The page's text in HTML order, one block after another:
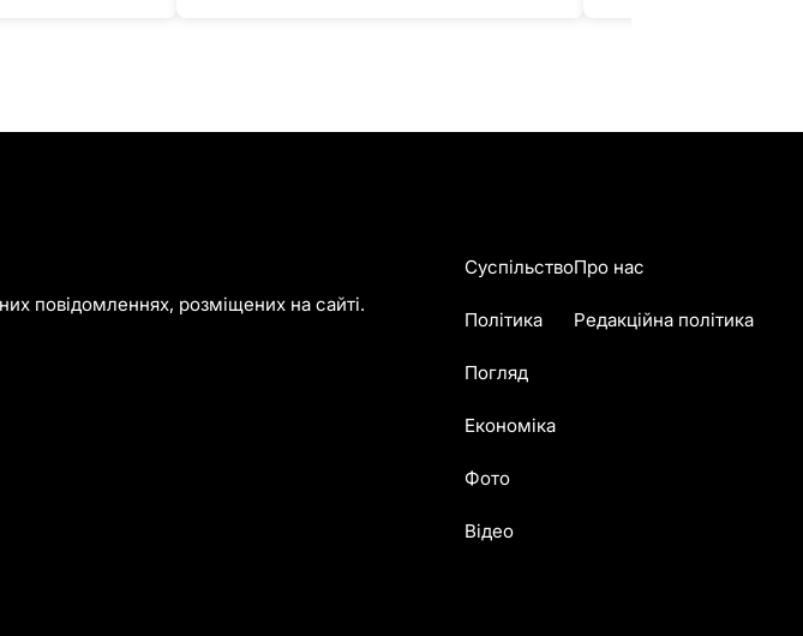
повідомленнях, розміщених на сайті.
Суспільство
Політика
Погляд
Економіка
Фото
Відео
Про нас
Редакційна політика